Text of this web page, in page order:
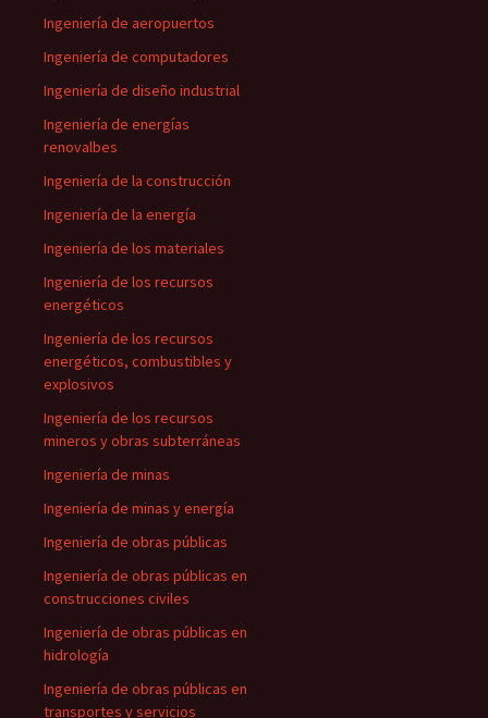
Ingeniería de aeropuertos
Ingeniería de computadores
Ingeniería de diseño industrial
Ingeniería de energías
renovalbes
Ingeniería de la construcción
Ingeniería de la energía
Ingeniería de los materiales
Ingeniería de los recursos
energéticos
Ingeniería de los recursos
energéticos, combustibles y
explosivos
Ingeniería de los recursos
mineros y obras subterráneas
Ingeniería de minas
Ingeniería de minas y energía
Ingeniería de obras públicas
Ingeniería de obras públicas en
construcciones civiles
Ingeniería de obras públicas en
hidrología
Ingeniería de obras públicas en
transportes y servicios